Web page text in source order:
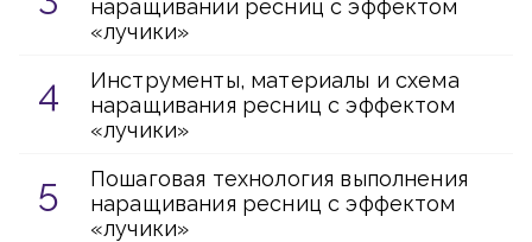
наращивании ресниц с эффектом
«лучики»
Инструменты, материалы и схема
наращивания ресниц с эффектом
«лучики»
Пошаговая технология выполнения
наращивания ресниц с эффектом
«лучики»